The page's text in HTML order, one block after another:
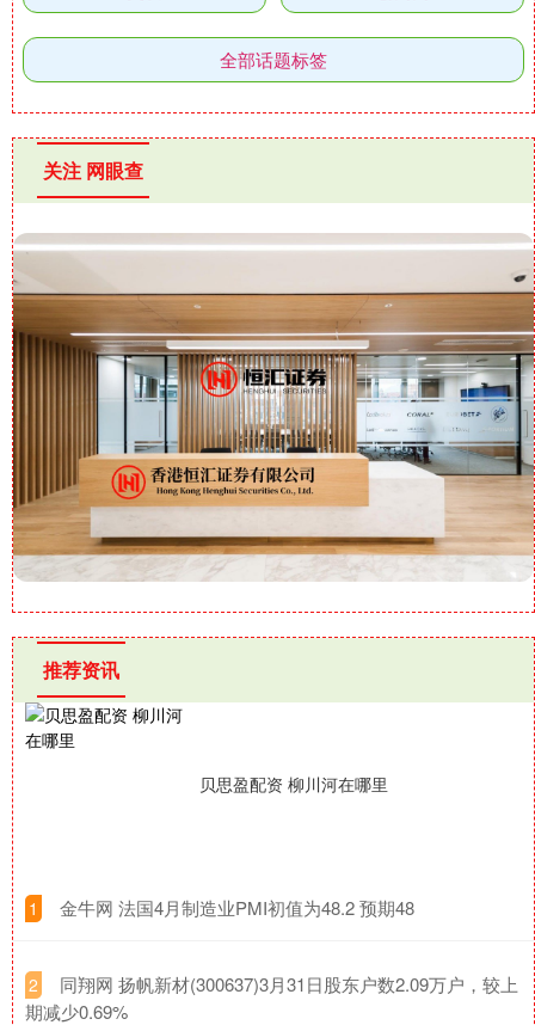
全部话题标签
关注 网眼查
推荐资讯
贝思盈配资 柳川河在哪里
1 ​金牛网 法国4月制造业PMI初值为48.2 预期48
2
​同翔网 扬帆新材(300637)3月31日股东户数2.09万户，较上
期减少0.69%